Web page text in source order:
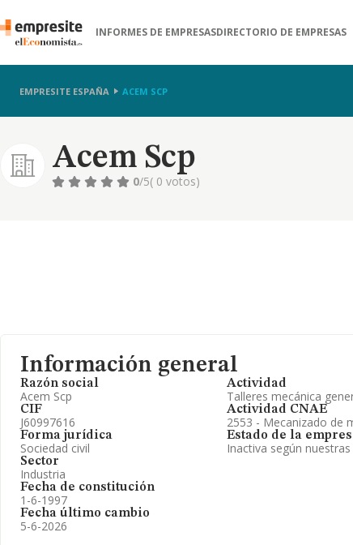
INFORMES DE EMPRESASDIRECTORIO DE EMPRESAS
EMPRESITE ESPAÑA ACEM SCP
Acem Scp
0/5( 0 votos)
Información general
Razón social
Acem Scp
CIF
J60997616
Forma jurídica
Sociedad civil
Sector
Industria
Fecha de constitución
1-6-1997
Fecha último cambio
5-6-2026
Actividad
Talleres mecánica
Actividad CNAE
2553 - Mecanizado de
Estado de la
Inactiva según